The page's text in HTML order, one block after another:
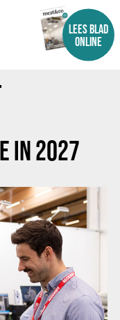
LEES BLAD
ONLINE
IN 2027